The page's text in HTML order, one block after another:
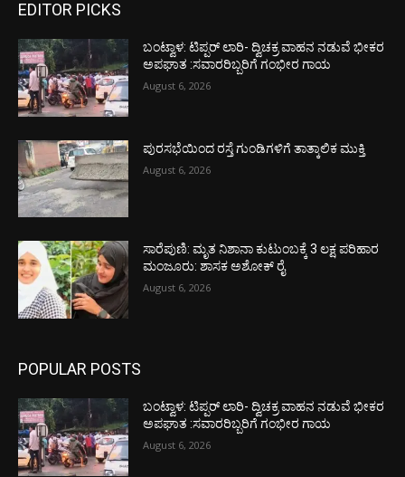
EDITOR PICKS
ಬಂಟ್ವಾಳ: ಟಿಪ್ಪರ್ ಲಾರಿ- ದ್ವಿಚಕ್ರ ವಾಹನ ನಡುವೆ ಭೀಕರ
ಅಪಘಾತ :ಸವಾರರಿಬ್ಬರಿಗೆ ಗಂಭೀರ ಗಾಯ
August 6, 2026
ಪುರಸಭೆಯಿಂದ ರಸ್ತೆ ಗುಂಡಿಗಳಿಗೆ ತಾತ್ಕಾಲಿಕ ಮುಕ್ತಿ
August 6, 2026
ಸಾರೆಪುಣಿ: ಮೃತ ನಿಶಾನಾ ಕುಟುಂಬಕ್ಕೆ 3 ಲಕ್ಷ ಪರಿಹಾರ
ಮಂಜೂರು: ಶಾಸಕ ಅಶೋಕ್ ರೈ
August 6, 2026
POPULAR POSTS
ಬಂಟ್ವಾಳ: ಟಿಪ್ಪರ್ ಲಾರಿ- ದ್ವಿಚಕ್ರ ವಾಹನ ನಡುವೆ ಭೀಕರ
ಅಪಘಾತ :ಸವಾರರಿಬ್ಬರಿಗೆ ಗಂಭೀರ ಗಾಯ
August 6, 2026